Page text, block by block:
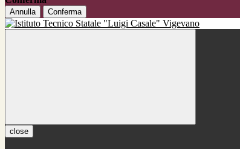
Annulla Conferma
close